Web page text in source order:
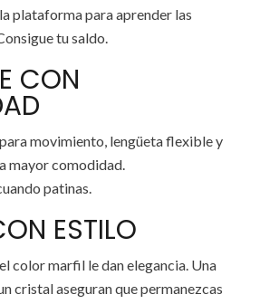
plataforma para aprender las
tu saldo.
CON
movimiento, lengüeta flexible y
mayor comodidad.
patinas.
ESTILO
color marfil le dan elegancia. Una
cristal aseguran que permanezcas